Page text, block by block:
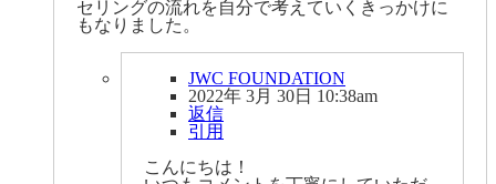
セリングの流れを自分で考えていくきっかけに
もなりました。
JWC FOUNDATION
2022年 3月 30日 10:38am
返信
引用
こんにちは！